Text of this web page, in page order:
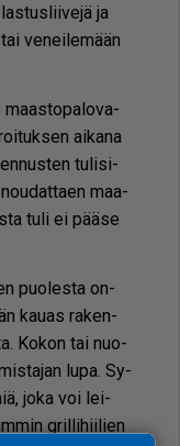
ja
ve­nei­le­mään
maas­to­pa­lo­va­
ai­ka­na
tu­li­si­
maa­
tuli ei pää­se
puo­les­ta on­
kau­as ra­ken­
Ko­kon tai nuo­
lupa. Sy­
joka voi lei­
gril­li­hii­lien